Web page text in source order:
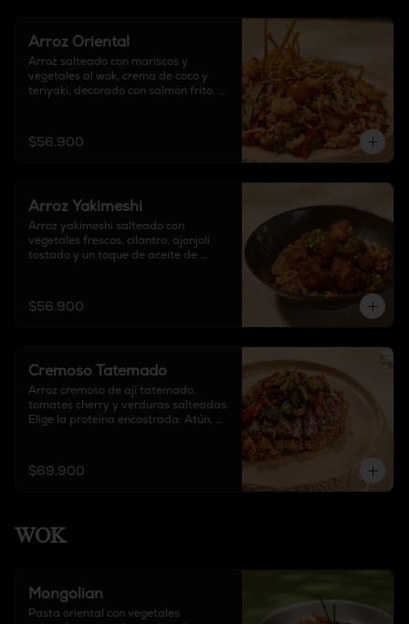
Arroz Oriental
Arroz salteado con mariscos y
vegetales al wok, crema de coco y
teriyaki, decorado con salmón frito,
$56.900
Arroz Yakimeshi
Arroz yakimeshi salteado con
vegetales frescos, cilantro, ajonjolí
tostado y un toque de aceite de
$56.900
Cremoso Tatemado
Arroz cremoso de ají tatemado,
tomates cherry y verduras salteadas.
Elige la proteína encostrada: Atún,
$69.900
WOK
Mongolian
Pasta oriental con vegetales